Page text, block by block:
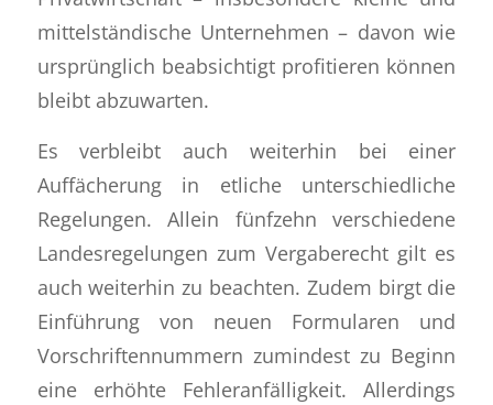
mittelständische Unternehmen – davon wie
ursprünglich beabsichtigt profitieren können
bleibt abzuwarten.
Es verbleibt auch weiterhin bei einer
Auffächerung in etliche unterschiedliche
Regelungen. Allein fünfzehn verschiedene
Landesregelungen zum Vergaberecht gilt es
auch weiterhin zu beachten. Zudem birgt die
Einführung von neuen Formularen und
Vorschriftennummern zumindest zu Beginn
eine erhöhte Fehleranfälligkeit. Allerdings